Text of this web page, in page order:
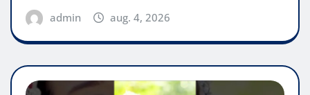
admin aug. 4, 2026